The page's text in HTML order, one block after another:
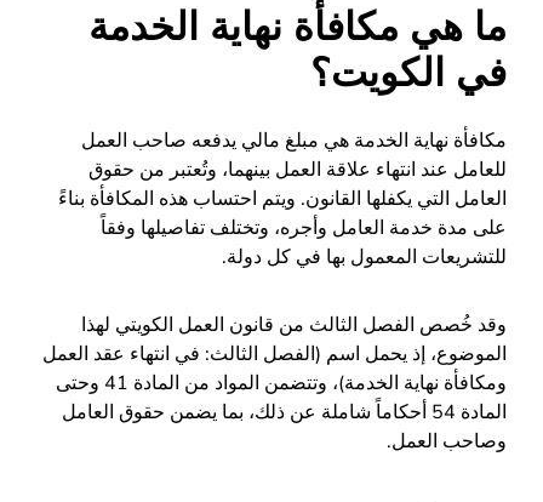
ما هي مكافأة نهاية الخدمة
في الكويت؟
مكافأة نهاية الخدمة هي مبلغ مالي يدفعه صاحب العمل
للعامل عند انتهاء علاقة العمل بينهما، وتُعتبر من حقوق
العامل التي يكفلها القانون. ويتم احتساب هذه المكافأة بناءً
على مدة خدمة العامل وأجره، وتختلف تفاصيلها وفقاً
للتشريعات المعمول بها في كل دولة.
وقد خُصص الفصل الثالث من قانون العمل الكويتي لهذا
الموضوع، إذ يحمل اسم (الفصل الثالث: في انتهاء عقد العمل
ومكافأة نهاية الخدمة)، وتتضمن المواد من المادة 41 وحتى
المادة 54 أحكاماً شاملة عن ذلك، بما يضمن حقوق العامل
وصاحب العمل.